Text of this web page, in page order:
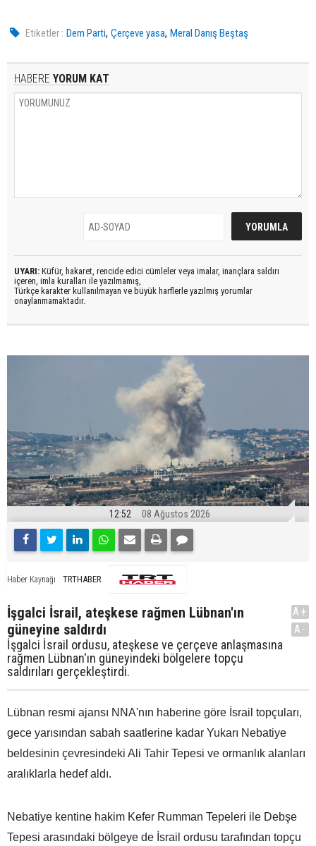
Etiketler : Dem Parti,Çerçeve yasa,Meral Danış Beştaş
HABERE YORUM KAT
UYARI: Küfür, hakaret, rencide edici cümleler veya imalar, inançlara saldırı
içeren, imla kuralları ile yazılmamış,
Türkçe karakter kullanılmayan ve büyük harflerle yazılmış yorumlar
onaylanmamaktadır.
12:52 08 Ağustos 2026
Haber Kaynağı TRTHABER
İşgalci İsrail, ateşkese rağmen Lübnan'ın
güneyine saldırdı
İşgalci İsrail ordusu, ateşkese ve çerçeve anlaşmasına
rağmen Lübnan'ın güneyindeki bölgelere topçu
saldırıları gerçekleştirdi.
A+
A-
Lübnan resmi ajansı NNA'nın haberine göre İsrail topçuları,
gece yarısından sabah saatlerine kadar Yukarı Nebatiye
beldesinin çevresindeki Ali Tahir Tepesi ve ormanlık alanları
aralıklarla hedef aldı.
Nebatiye kentine hakim Kefer Rumman Tepeleri ile Debşe
Tepesi arasındaki bölgeye de İsrail ordusu tarafından topçu